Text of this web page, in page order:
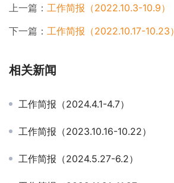
上一篇： 工作简报（2022.10.3-10.9）
下一篇： 工作简报（2022.10.17-10.23）
相关新闻
工作简报（2024.4.1-4.7）
工作简报（2023.10.16-10.22）
工作简报（2024.5.27-6.2）